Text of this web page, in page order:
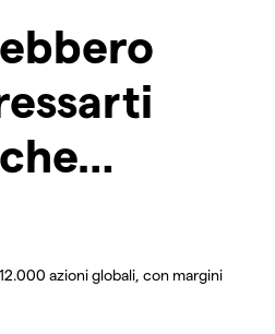
azioni globali, con margini